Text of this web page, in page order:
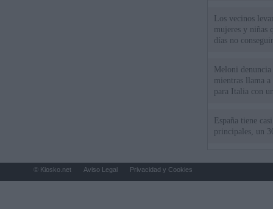
Los vecinos
mujeres y niñas
días no
Meloni
mientras llama
para Italia con
España tiene
principales, un
© Kiosko.net Aviso Legal Privacidad y Cookies